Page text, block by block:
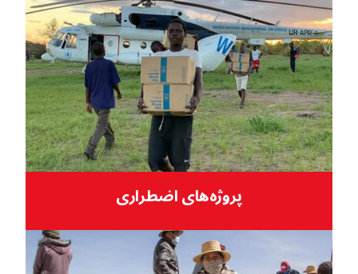
پروژه‌های اضطراری